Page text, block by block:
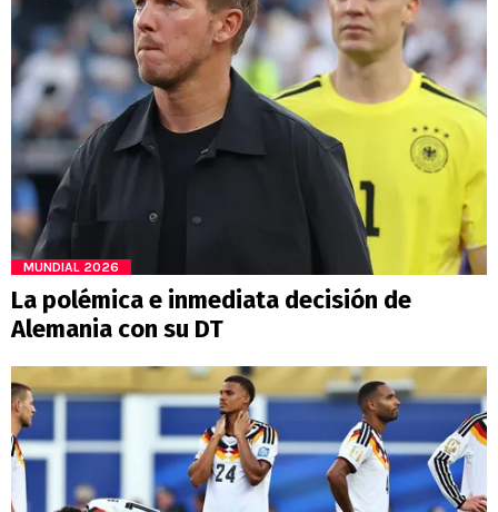
MUNDIAL 2026
La polémica e inmediata decisión de
Alemania con su DT